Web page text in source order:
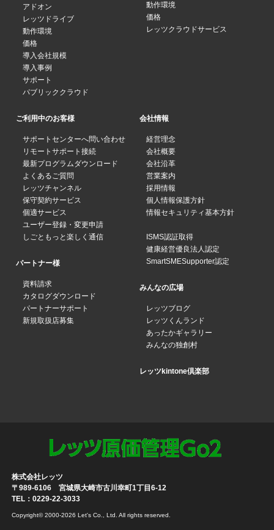
アドオン
レッツドライブ
動作環境
価格
導入会社規模
導入事例
サポート
パブリッククラウド
動作環境
価格
レッツクラウドサービス
ご利用中のお客様
サポートセンターへ問い合わせ
リモートサポート接続
最新プログラムダウンロード
よくあるご質問
レッツチャンネル
保守契約サービス
個適サービス
ユーザー登録・変更申請
しごともっと楽しく通信
パートナー様
資料請求
カタログダウンロード
パートナーサポート
新規取扱店募集
会社情報
経営理念
会社概要
会社沿革
営業案内
採用情報
個人情報保護方針
情報セキュリティ基本方針
ISMS認証取得
健康経営優良法人認定
SmartSMESupporter認定
みんなの広場
レッツブログ
レッツくんランド
あったかギャラリー
みんなの独創村
レッツkintone倶楽部
株式会社レッツ
〒989-6106 宮城県大崎市古川幸町1丁目6-12
TEL：0229-22-3033
Copyright© 2000-2026 Let's Co., Ltd. All rights reserved.